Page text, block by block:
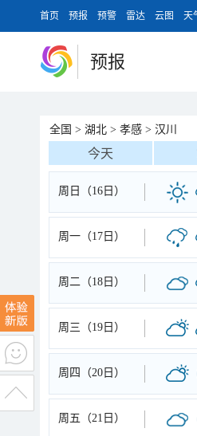
首页 预报 预警 雷达 云图 天
预报
全国 > 湖北 > 孝感 > 汉川
今天
周日（16日）
周一（17日）
周二（18日）
周三（19日）
周四（20日）
周五（21日）